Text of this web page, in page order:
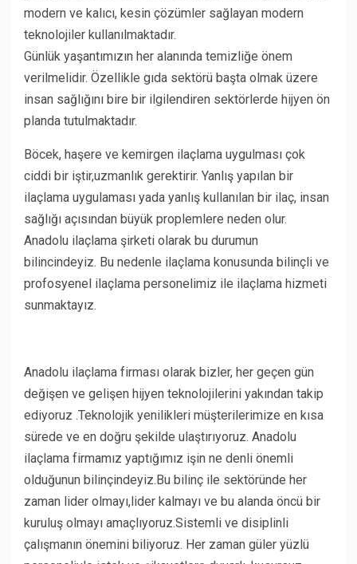
modern ve kalıcı, kesin çözümler sağlayan modern
teknolojiler kullanılmaktadır.
Günlük yaşantımızın her alanında temizliğe önem
verilmelidir. Özellikle gıda sektörü başta olmak üzere
insan sağlığını bire bir ilgilendiren sektörlerde hijyen ön
planda tutulmaktadır.
Böcek, haşere ve kemirgen ilaçlama uygulması çok
ciddi bir iştir,uzmanlık gerektirir. Yanlış yapılan bir
ilaçlama uygulaması yada yanlış kullanılan bir ilaç, insan
sağlığı açısından büyük proplemlere neden olur.
Anadolu ilaçlama şirketi olarak bu durumun
bilincindeyiz. Bu nedenle ilaçlama konusunda bilinçli ve
profosyenel ilaçlama personelimiz ile ilaçlama hizmeti
sunmaktayız.
Anadolu ilaçlama firması olarak bizler, her geçen gün
değişen ve gelişen hijyen teknolojilerini yakından takip
ediyoruz .Teknolojik yenilikleri müşterilerimize en kısa
sürede ve en doğru şekilde ulaştırıyoruz. Anadolu
ilaçlama firmamız yaptığımız işin ne denli önemli
olduğunun bilinçindeyiz.Bu bilinç ile sektöründe her
zaman lider olmayı,lider kalmayı ve bu alanda öncü bir
kuruluş olmayı amaçlıyoruz.Sistemli ve disiplinli
çalışmanın önemini biliyoruz. Her zaman güler yüzlü